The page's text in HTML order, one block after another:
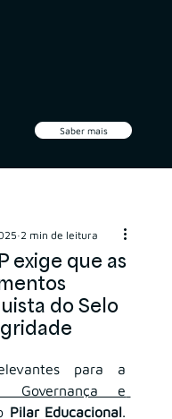
Saber mais
exige que as
do Selo
2 min de leitura
para a
Governança e
Pilar Educacional.